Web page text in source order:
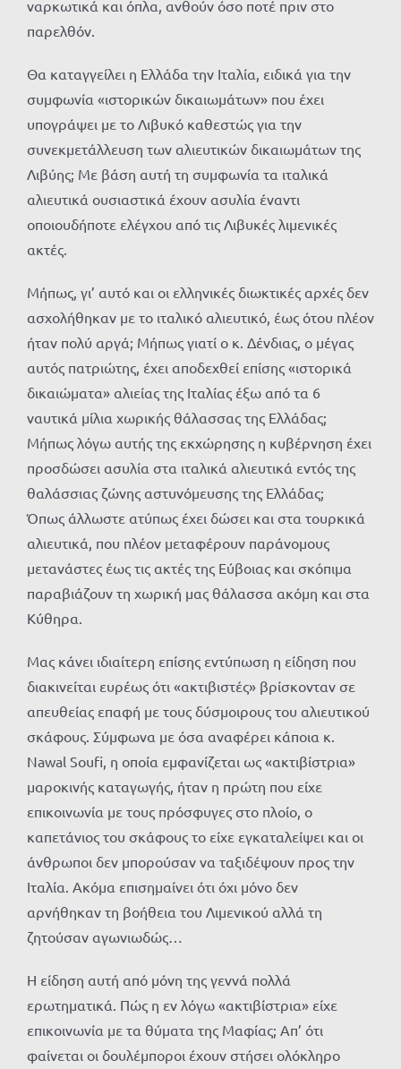
ναρκωτικά και όπλα, ανθούν όσο ποτέ πριν στο
παρελθόν.
Θα καταγγείλει η Ελλάδα την Ιταλία, ειδικά για την
συμφωνία «ιστορικών δικαιωμάτων» που έχει
υπογράψει με το Λιβυκό καθεστώς για την
συνεκμετάλλευση των αλιευτικών δικαιωμάτων της
Λιβύης; Με βάση αυτή τη συμφωνία τα ιταλικά
αλιευτικά ουσιαστικά έχουν ασυλία έναντι
οποιουδήποτε ελέγχου από τις Λιβυκές λιμενικές
ακτές.
Μήπως, γι’ αυτό και οι ελληνικές διωκτικές αρχές δεν
ασχολήθηκαν με το ιταλικό αλιευτικό, έως ότου πλέον
ήταν πολύ αργά; Μήπως γιατί ο κ. Δένδιας, ο μέγας
αυτός πατριώτης, έχει αποδεχθεί επίσης «ιστορικά
δικαιώματα» αλιείας της Ιταλίας έξω από τα 6
ναυτικά μίλια χωρικής θάλασσας της Ελλάδας;
Μήπως λόγω αυτής της εκχώρησης η κυβέρνηση έχει
προσδώσει ασυλία στα ιταλικά αλιευτικά εντός της
θαλάσσιας ζώνης αστυνόμευσης της Ελλάδας;
Όπως άλλωστε ατύπως έχει δώσει και στα τουρκικά
αλιευτικά, που πλέον μεταφέρουν παράνομους
μετανάστες έως τις ακτές της Εύβοιας και σκόπιμα
παραβιάζουν τη χωρική μας θάλασσα ακόμη και στα
Κύθηρα.
Μας κάνει ιδιαίτερη επίσης εντύπωση η είδηση που
διακινείται ευρέως ότι «ακτιβιστές» βρίσκονταν σε
απευθείας επαφή με τους δύσμοιρους του αλιευτικού
σκάφους. Σύμφωνα με όσα αναφέρει κάποια κ.
Nawal Soufi, η οποία εμφανίζεται ως «ακτιβίστρια»
μαροκινής καταγωγής, ήταν η πρώτη που είχε
επικοινωνία με τους πρόσφυγες στο πλοίο, ο
καπετάνιος του σκάφους το είχε εγκαταλείψει και οι
άνθρωποι δεν μπορούσαν να ταξιδέψουν προς την
Ιταλία. Ακόμα επισημαίνει ότι όχι μόνο δεν
αρνήθηκαν τη βοήθεια του Λιμενικού αλλά τη
ζητούσαν αγωνιωδώς…
Η είδηση αυτή από μόνη της γεννά πολλά
ερωτηματικά. Πώς η εν λόγω «ακτιβίστρια» είχε
επικοινωνία με τα θύματα της Μαφίας; Απ’ ότι
φαίνεται οι δουλέμποροι έχουν στήσει ολόκληρο